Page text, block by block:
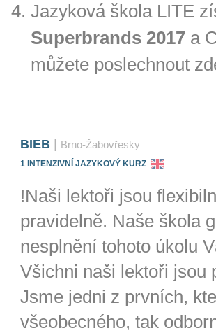
Jazyková škola LITE
Superbrands 2017 a
můžete poslechnout
BIEB Brno-Žabovřesky
1 INTENZIVNÍ JAZYKOVÝ KURZ
!Naši lektoři jsou
pravidelně. Naše škola
nesplnění tohoto úkolu
Všichni naši lektoři jsou
Jsme jedni z prvních,
všeobecného, tak